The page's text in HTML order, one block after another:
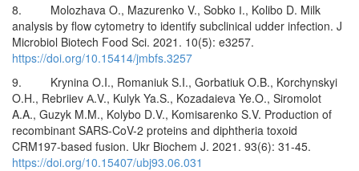
8. Molozhava O., Mazurenko V., Sobko І., Kolibo D. Milk
analysis by flow cytometry to identify subclinical udder infection. J
Microbiol Biotech Food Sci. 2021. 10(5): e3257.
https://doi.org/10.15414/jmbfs.3257
9. Krynina O.I., Romaniuk S.I., Gorbatiuk O.B., Korchynskyi
O.H., Rebriiev А.V., Kulyk Ya.S., Kozadaieva Ye.O., Siromolot
A.A., Guzyk M.M., Kolybo D.V., Komisarenko S.V. Production of
recombinant SARS-CoV-2 proteins and diphtheria toxoid
CRM197-based fusion. Ukr Biochem J. 2021. 93(6): 31-45.
https://doi.org/10.15407/ubj93.06.031